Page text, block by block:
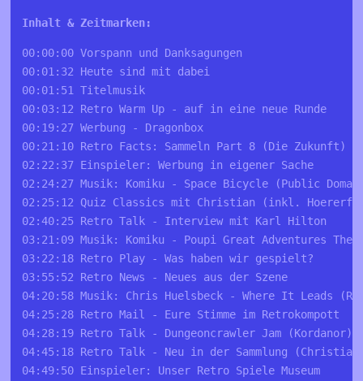
00:00:00 Vorspann und Danksagungen
00:01:32 Heute sind mit dabei
00:01:51 Titelmusik
00:03:12 Retro Warm Up - auf in eine neue Runde
00:19:27 Werbung - Dragonbox
00:21:10 Retro Facts: Sammeln Part 8 (Die Zukunft)
02:22:37 Einspieler: Werbung in eigener Sache
02:24:27 Musik: Komiku - Space Bicycle (Public
02:25:12 Quiz Classics mit Christian (inkl.
02:40:25 Retro Talk - Interview mit Karl Hilton
03:21:09 Musik: Komiku - Poupi Great Adventures The
03:22:18 Retro Play - Was haben wir gespielt?
03:55:52 Retro News - Neues aus der Szene
04:20:58 Musik: Chris Huelsbeck - Where It Leads
04:25:28 Retro Mail - Eure Stimme im Retrokompott
04:28:19 Retro Talk - Dungeoncrawler Jam (Kordanor)
04:45:18 Retro Talk - Neu in der Sammlung
04:49:50 Einspieler: Unser Retro Spiele Museum